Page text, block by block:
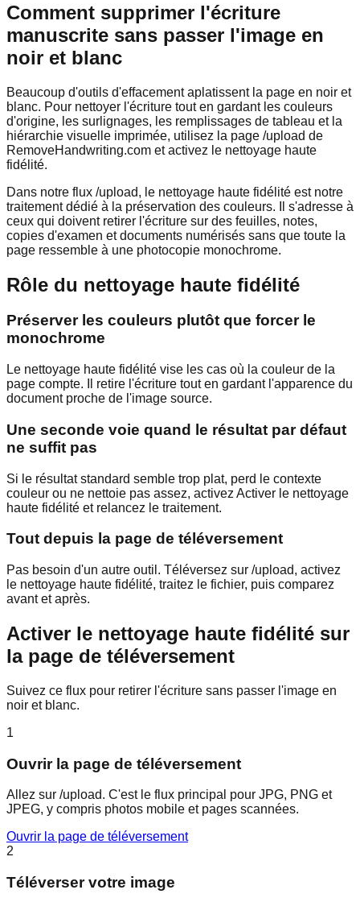
Comment supprimer l'écriture
manuscrite sans passer l'image en
noir et blanc
Beaucoup d'outils d'effacement aplatissent la page en noir et
blanc. Pour nettoyer l'écriture tout en gardant les couleurs
d'origine, les surlignages, les remplissages de tableau et la
hiérarchie visuelle imprimée, utilisez la page /upload de
RemoveHandwriting.com et activez le nettoyage haute
fidélité.
Dans notre flux /upload, le nettoyage haute fidélité est notre
traitement dédié à la préservation des couleurs. Il s'adresse à
ceux qui doivent retirer l'écriture sur des feuilles, notes,
copies d'examen et documents numérisés sans que toute la
page ressemble à une photocopie monochrome.
Rôle du nettoyage haute fidélité
Préserver les couleurs plutôt que forcer le
monochrome
Le nettoyage haute fidélité vise les cas où la couleur de la
page compte. Il retire l'écriture tout en gardant l'apparence du
document proche de l'image source.
Une seconde voie quand le résultat par défaut
ne suffit pas
Si le résultat standard semble trop plat, perd le contexte
couleur ou ne nettoie pas assez, activez Activer le nettoyage
haute fidélité et relancez le traitement.
Tout depuis la page de téléversement
Pas besoin d'un autre outil. Téléversez sur /upload, activez
le nettoyage haute fidélité, traitez le fichier, puis comparez
avant et après.
Activer le nettoyage haute fidélité sur
la page de téléversement
Suivez ce flux pour retirer l'écriture sans passer l'image en
noir et blanc.
1
Ouvrir la page de téléversement
Allez sur /upload. C'est le flux principal pour JPG, PNG et
JPEG, y compris photos mobile et pages scannées.
Ouvrir la page de téléversement
2
Téléverser votre image